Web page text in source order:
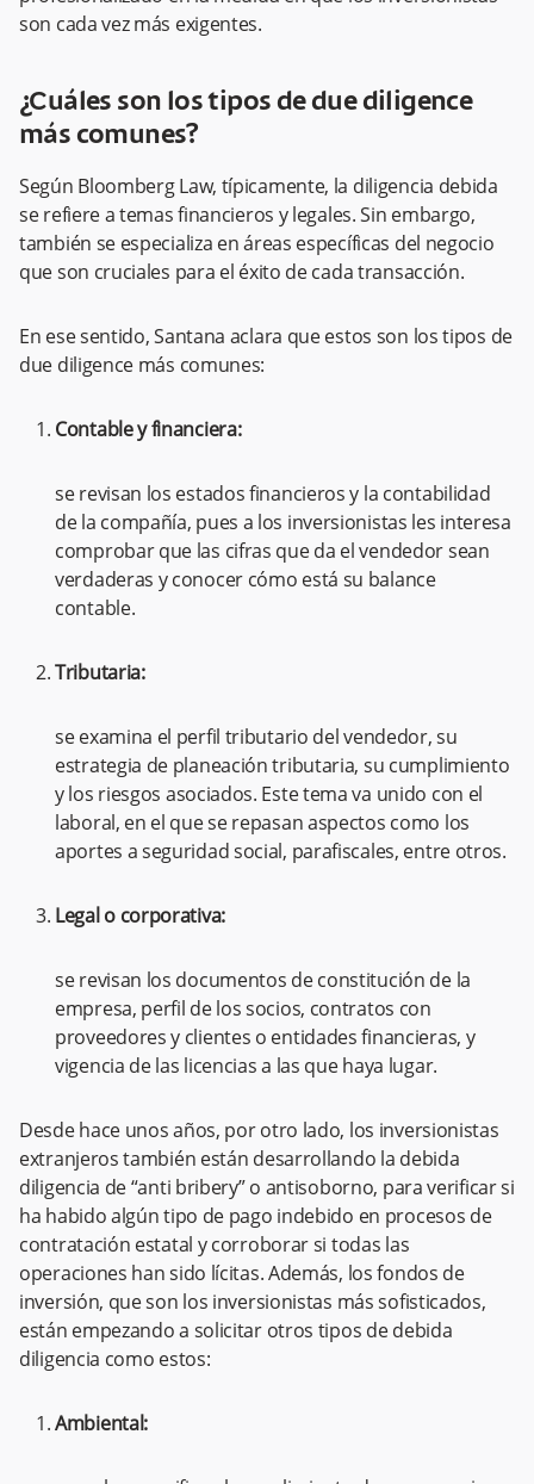
son cada vez más exigentes.
¿Cuáles son los tipos de due diligence
más comunes?
Según Bloomberg Law, típicamente, la diligencia debida
se refiere a temas financieros y legales. Sin embargo,
también se especializa en áreas específicas del negocio
que son cruciales para el éxito de cada transacción.
En ese sentido, Santana aclara que estos son los tipos de
due diligence más comunes:
Contable y financiera:
se revisan los estados financieros y la contabilidad
de la compañía, pues a los inversionistas les interesa
comprobar que las cifras que da el vendedor sean
verdaderas y conocer cómo está su balance
contable.
Tributaria:
se examina el perfil tributario del vendedor, su
estrategia de planeación tributaria, su cumplimiento
y los riesgos asociados. Este tema va unido con el
laboral, en el que se repasan aspectos como los
aportes a seguridad social, parafiscales, entre otros.
Legal o corporativa:
se revisan los documentos de constitución de la
empresa, perfil de los socios, contratos con
proveedores y clientes o entidades financieras, y
vigencia de las licencias a las que haya lugar.
Desde hace unos años, por otro lado, los inversionistas
extranjeros también están desarrollando la debida
diligencia de “anti bribery” o antisoborno, para verificar si
ha habido algún tipo de pago indebido en procesos de
contratación estatal y corroborar si todas las
operaciones han sido lícitas. Además, los fondos de
inversión, que son los inversionistas más sofisticados,
están empezando a solicitar otros tipos de debida
diligencia como estos:
Ambiental: